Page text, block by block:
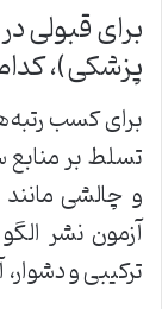
برای قبولی
پزشکی)،
برای کسب
تسلط بر منابع
آزمون نشر
ترکیبی و